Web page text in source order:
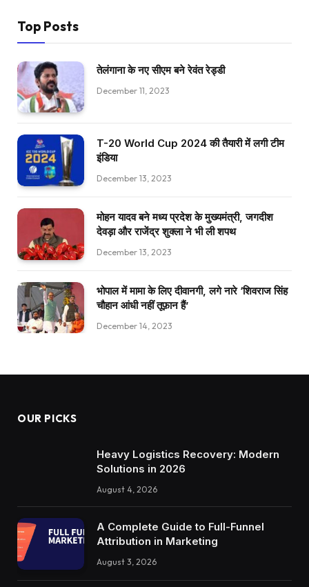
Top Posts
तेलंगाना के नए सीएम बने रेवंत रेड्डी
December 11, 2023
T-20 World Cup 2024 की तैयारी में लगी टीम
इंडिया
December 13, 2023
मोहन यादव बने मध्य प्रदेश के मुख्यमंत्री, जगदीश
देवड़ा और राजेंद्र शुक्ला ने भी ली शपथ
December 13, 2023
भोपाल में मामा के लिए दीवानगी, लगे नारे ‘शिवराज सिंह
चौहान आंधी नहीं तूफ़ान हैं’
December 14, 2023
OUR PICKS
Heavy Logistics Recovery: Modern
Solutions in 2026
August 4, 2026
A Complete Guide to Full-Funnel
Attribution in Marketing
August 3, 2026